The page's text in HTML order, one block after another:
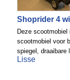
Shoprider 4
Deze scootmobiel
scootmobiel voor
spiegel, draaibare
slip mat.
Lisse